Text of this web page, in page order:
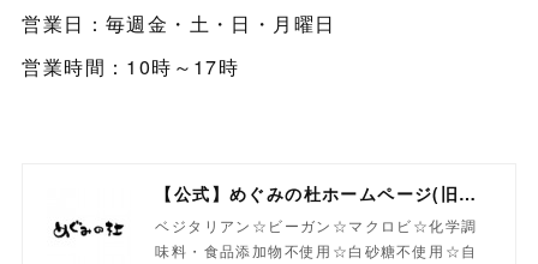
営業日：毎週金・土・日・月曜日
営業時間：10時～17時
【公式】めぐみの杜ホームページ(旧自然食工房）
ベジタリアン☆ビーガン☆マクロビ☆化学調
味料・食品添加物不使用☆白砂糖不使用☆自